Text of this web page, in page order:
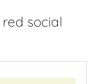
social